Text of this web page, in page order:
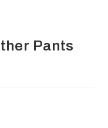
Pants